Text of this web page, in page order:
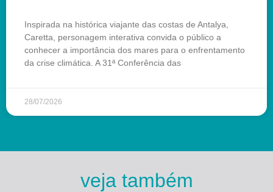
Inspirada na histórica viajante das costas de Antalya,
Caretta, personagem interativa convida o público a
conhecer a importância dos mares para o enfrentamento
da crise climática. A 31ª Conferência das
28/07/2026
veja também